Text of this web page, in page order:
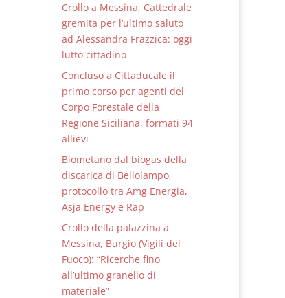
Crollo a Messina, Cattedrale
gremita per l’ultimo saluto
ad Alessandra Frazzica: oggi
lutto cittadino
Concluso a Cittaducale il
primo corso per agenti del
Corpo Forestale della
Regione Siciliana, formati 94
allievi
Biometano dal biogas della
discarica di Bellolampo,
protocollo tra Amg Energia,
Asja Energy e Rap
Crollo della palazzina a
Messina, Burgio (Vigili del
Fuoco): “Ricerche fino
all’ultimo granello di
materiale”